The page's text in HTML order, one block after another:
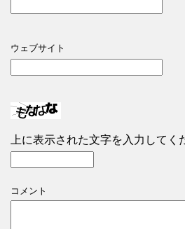
ウェブサイト
上に表示された文字を入力してく
コメント